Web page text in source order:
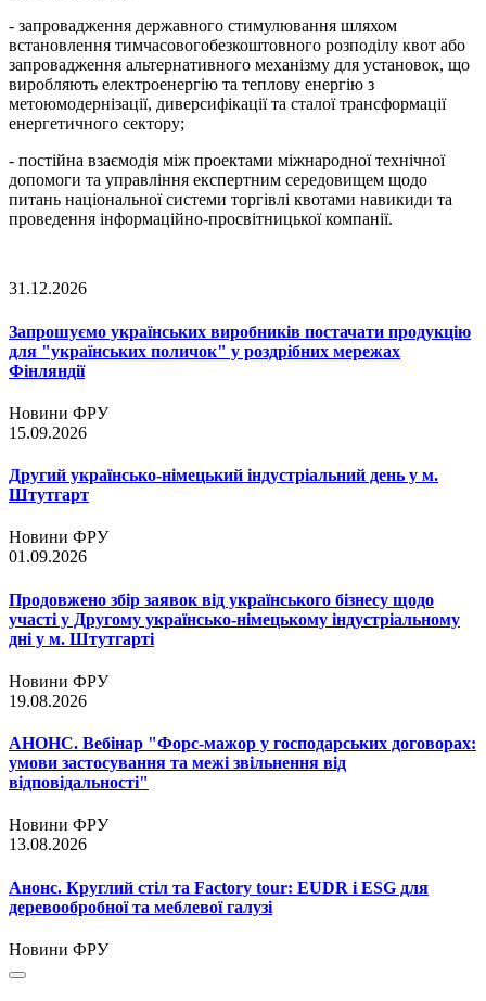
- запровадження державного стимулювання шляхом
встановлення тимчасовогобезкоштовного розподілу квот або
запровадження альтернативного механізму для установок, що
виробляють електроенергію та теплову енергію з
метоюмодернізації, диверсифікації та сталої трансформації
енергетичного сектору;
- постійна взаємодія між проектами міжнародної технічної
допомоги та управління експертним середовищем щодо
питань національної системи торгівлі квотами навикиди та
проведення інформаційно-просвітницької компанії.
31.12.2026
Запрошуємо українських виробників постачати продукцію
для "українських поличок" у роздрібних мережах
Фінляндії
Новини ФРУ
15.09.2026
Другий українсько-німецький індустріальний день у м.
Штутгарт
Новини ФРУ
01.09.2026
Продовжено збір заявок від українського бізнесу щодо
участі у Другому українсько-німецькому індустріальному
дні у м. Штутгарті
Новини ФРУ
19.08.2026
АНОНС. Вебінар "Форс-мажор у господарських договорах:
умови застосування та межі звільнення від
відповідальності"
Новини ФРУ
13.08.2026
Анонс. Круглий стіл та Factory tour: EUDR і ESG для
деревообробної та меблевої галузі
Новини ФРУ